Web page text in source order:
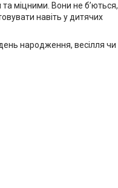
та міцними. Вони не б’ються,
навіть у дитячих
народження, весілля чи